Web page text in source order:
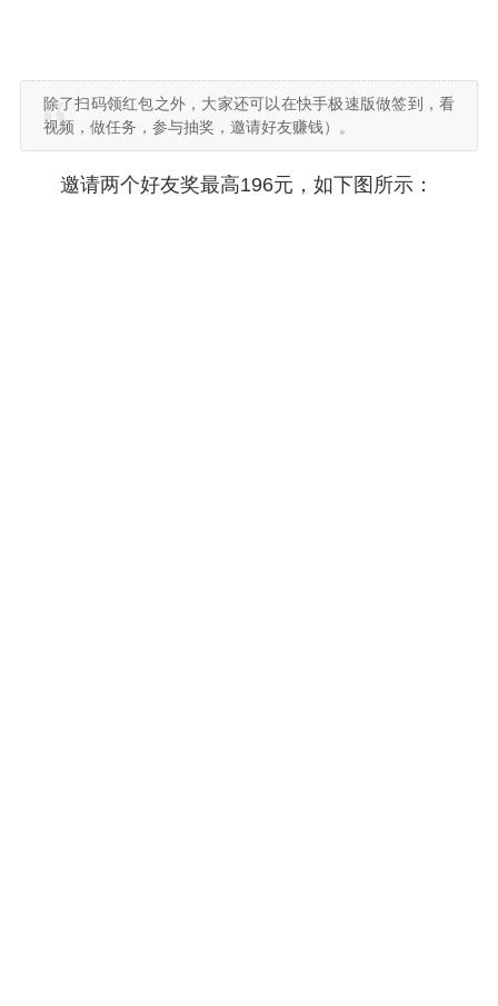
除了扫码领红包之外，大家还可以在快手极速版做签到，看
视频，做任务，参与抽奖，邀请好友赚钱）。
邀请两个好友奖最高196元，如下图所示：